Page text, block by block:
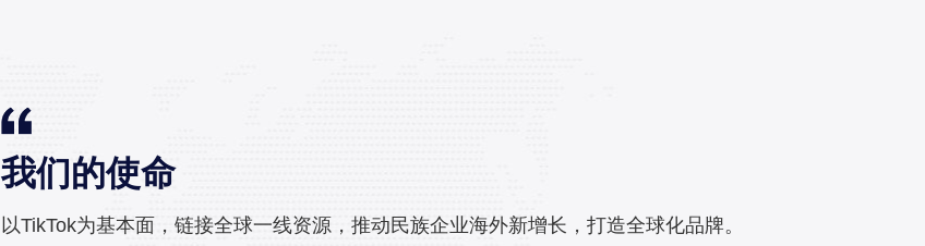
我们的使命
以TikTok为基本面，链接全球一线资源，推动民族企业海外新增长，打造全球化品牌。